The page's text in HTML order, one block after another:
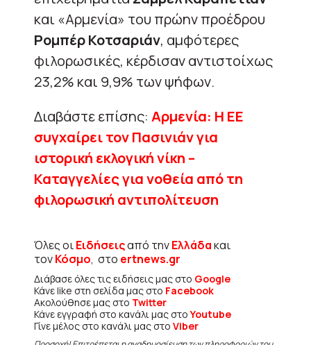
και «Αρμενία» του πρώην προέδρου
Ρομπέρ Κοτσαριάν, αμφότερες
φιλορωσικές, κέρδισαν αντιστοίχως
23,2% και 9,9% των ψήφων.
Διαβάστε επίσης: Αρμενία: Η ΕΕ
συγχαίρει τον Πασινιάν για
ιστορική εκλογική νίκη –
Καταγγελίες για νοθεία από τη
φιλορωσική αντιπολίτευση
Όλες οιΕιδήσειςαπό τηνΕλλάδακαι
τονΚόσμο, στο ertnews.gr
Διάβασε όλες τις ειδήσεις μας στο Google
Κάνε like στη σελίδα μας στο Facebook
Ακολούθησε μας στο Twitter
Κάνε εγγραφή στο κανάλι μας στοYoutube
Γίνε μέλος στο κανάλι μας στο Viber